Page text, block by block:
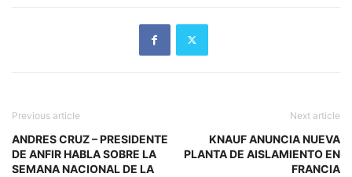
Previous article
ANDRES CRUZ – PRESIDENTE
DE ANFIR HABLA SOBRE LA
SEMANA NACIONAL DE LA
Next article
KNAUF ANUNCIA NUEVA
PLANTA DE AISLAMIENTO EN
FRANCIA